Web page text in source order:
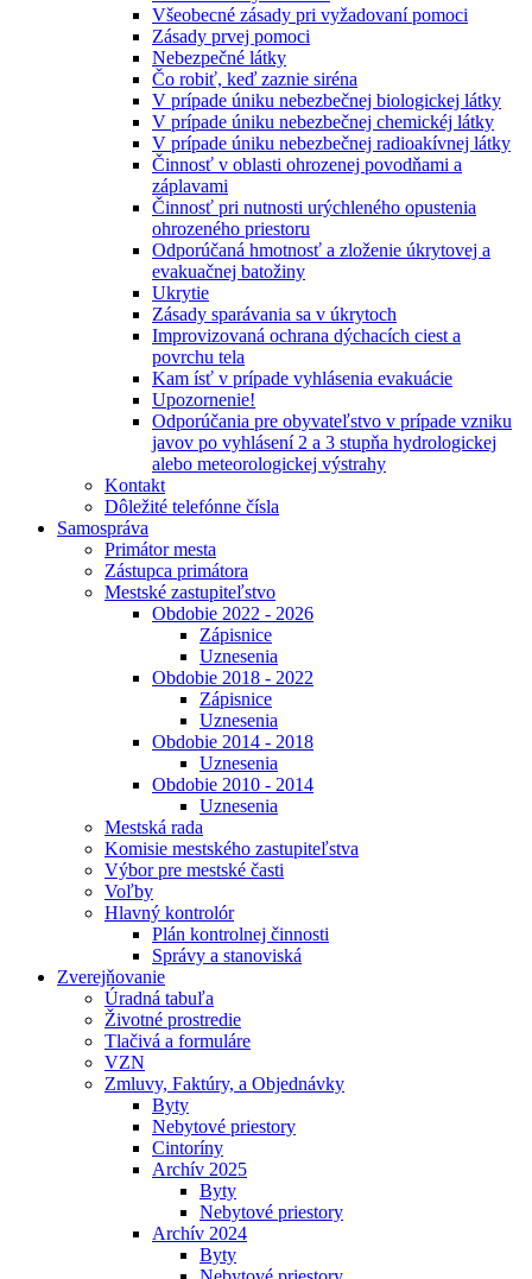
Všeobecné zásady pri vyžadovaní pomoci
Zásady prvej pomoci
Nebezpečné látky
Čo robiť, keď zaznie siréna
V prípade úniku nebezbečnej biologickej látky
V prípade úniku nebezbečnej chemickéj látky
V prípade úniku nebezbečnej radioakívnej látky
Činnosť v oblasti ohrozenej povodňami a
záplavami
Činnosť pri nutnosti urýchleného opustenia
ohrozeného priestoru
Odporúčaná hmotnosť a zloženie úkrytovej a
evakuačnej batožiny
Ukrytie
Zásady sparávania sa v úkrytoch
Improvizovaná ochrana dýchacích ciest a
povrchu tela
Kam ísť v prípade vyhlásenia evakuácie
Upozornenie!
Odporúčania pre obyvateľstvo v prípade vzniku
javov po vyhlásení 2 a 3 stupňa hydrologickej
alebo meteorologickej výstrahy
Kontakt
Dôležité telefónne čísla
Samospráva
Primátor mesta
Zástupca primátora
Mestské zastupiteľstvo
Obdobie 2022 - 2026
Zápisnice
Uznesenia
Obdobie 2018 - 2022
Zápisnice
Uznesenia
Obdobie 2014 - 2018
Uznesenia
Obdobie 2010 - 2014
Uznesenia
Mestská rada
Komisie mestského zastupiteľstva
Výbor pre mestské časti
Voľby
Hlavný kontrolór
Plán kontrolnej činnosti
Správy a stanoviská
Zverejňovanie
Úradná tabuľa
Životné prostredie
Tlačivá a formuláre
VZN
Zmluvy, Faktúry, a Objednávky
Byty
Nebytové priestory
Cintoríny
Archív 2025
Byty
Nebytové priestory
Archív 2024
Byty